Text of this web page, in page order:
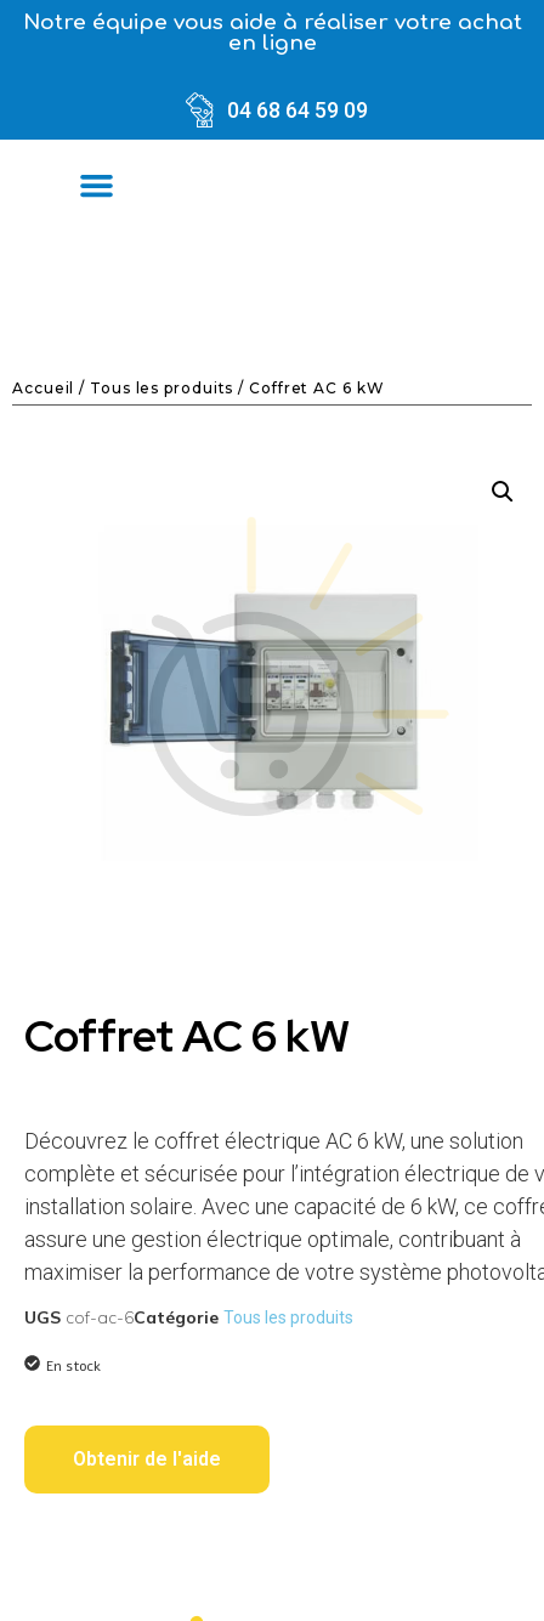
Notre équipe vous aide à réaliser votre achat
en ligne
04 68 64 59 09
Accueil / Tous les produits / Coffret AC 6 kW
Coffret AC 6 kW
Découvrez le coffret électrique AC 6 kW, une solution
complète et sécurisée pour l’intégration électrique de
installation solaire. Avec une capacité de 6 kW, ce
assure une gestion électrique optimale, contribuant à
maximiser la performance de votre système
UGS cof-ac-6Catégorie Tous les produits
En stock
Obtenir de l'aide